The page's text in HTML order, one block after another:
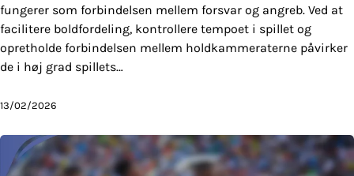
fungerer som forbindelsen mellem forsvar og angreb. Ved at
facilitere boldfordeling, kontrollere tempoet i spillet og
opretholde forbindelsen mellem holdkammeraterne påvirker
de i høj grad spillets…
13/02/2026